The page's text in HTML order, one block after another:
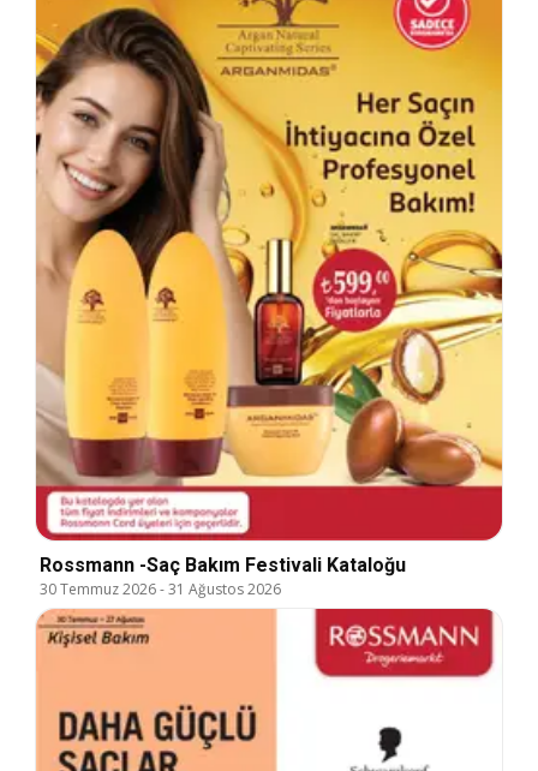
Rossmann -Saç Bakım Festivali Kataloğu
30 Temmuz 2026-31 Ağustos 2026